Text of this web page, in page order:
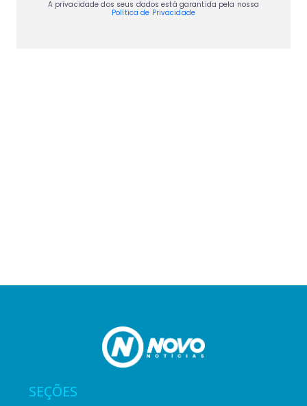
A privacidade dos seus dados está garantida pela nossa
Política de Privacidade
SEÇÕES